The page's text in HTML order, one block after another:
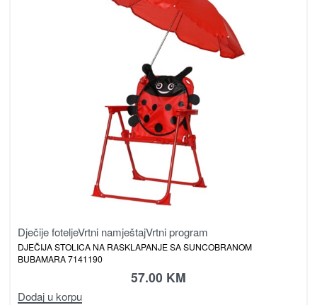
Dječije foteljeVrtni namještajVrtni program
DJEČIJA STOLICA NA RASKLAPANJE SA SUNCOBRANOM
BUBAMARA 7141190
57.00 KM
Dodaj u korpu